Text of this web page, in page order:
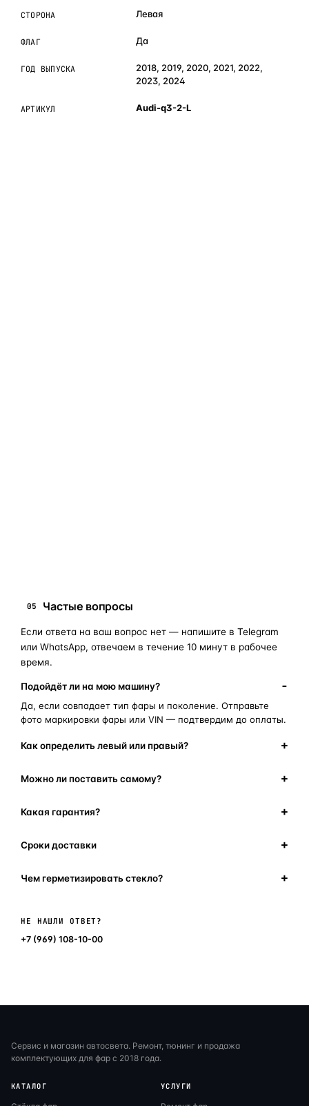
СТОРОНА Левая
ФЛАГ Да
ГОД ВЫПУСКА
2018, 2019, 2020, 2021, 2022,
2023, 2024
АРТИКУЛ Audi-q3-2-L
05 Частые вопросы
Если ответа на ваш вопрос нет — напишите в Telegram
или WhatsApp, отвечаем в течение 10 минут в рабочее
время.
Подойдёт ли на мою машину?
Да, если совпадает тип фары и поколение. Отправьте
фото маркировки фары или VIN — подтвердим до оплаты.
Как определить левый или правый?
Можно ли поставить самому?
Какая гарантия?
Сроки доставки
Чем герметизировать стекло?
НЕ НАШЛИ ОТВЕТ?
+7 (969) 108-10-00
Сервис и магазин автосвета. Ремонт, тюнинг и продажа
комплектующих для фар с 2018 года.
КАТАЛОГ УСЛУГИ